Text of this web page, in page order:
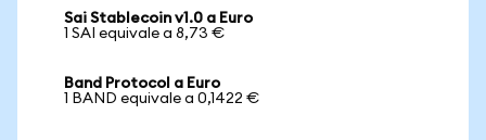
Sai Stablecoin v1.0 a Euro
1 SAI equivale a 8,73 €
Band Protocol a Euro
1 BAND equivale a 0,1422 €